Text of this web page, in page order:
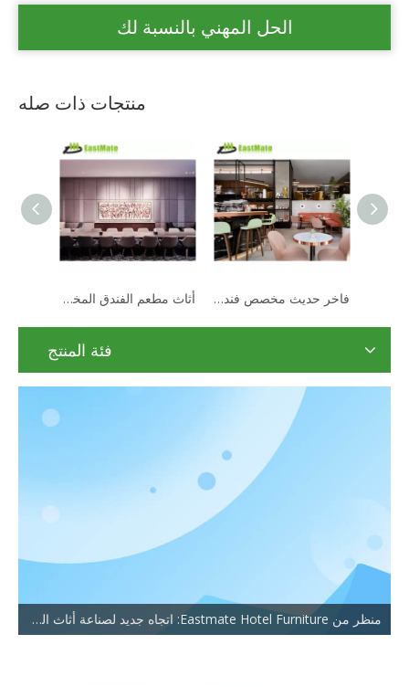
الحل المهني بالنسبة لك
منتجات ذات صله
فاخر حديث مخصص فندق شقة مقهى مطعم أثاث مجموعة طاولة رخامية كرسي الترفيه مجموعة الشركة المصنعة تدعم مجموعة أثاث المطاعم المخصصة لمجموعة كراسي الترفيه ذات الطاولة الرخامية
فئة المنتج
منظر من Eastmate Hotel Furniture: اتجاه جديد لصناعة أثاث الفنادق